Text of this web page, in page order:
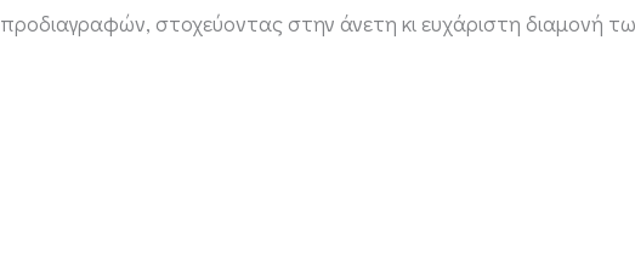
προδιαγραφών, στοχεύοντας στην άνετη κι ευχάριστη διαμονή